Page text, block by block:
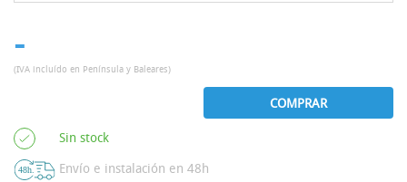
-
(IVA incluído en Península y Baleares)
COMPRAR
Sin stock
Envío e instalación en 48h